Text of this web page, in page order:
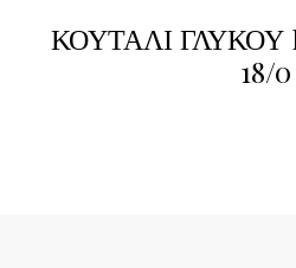
ΚΟΥΤΑΛΙ ΓΛΥΚΟΥ
18/0